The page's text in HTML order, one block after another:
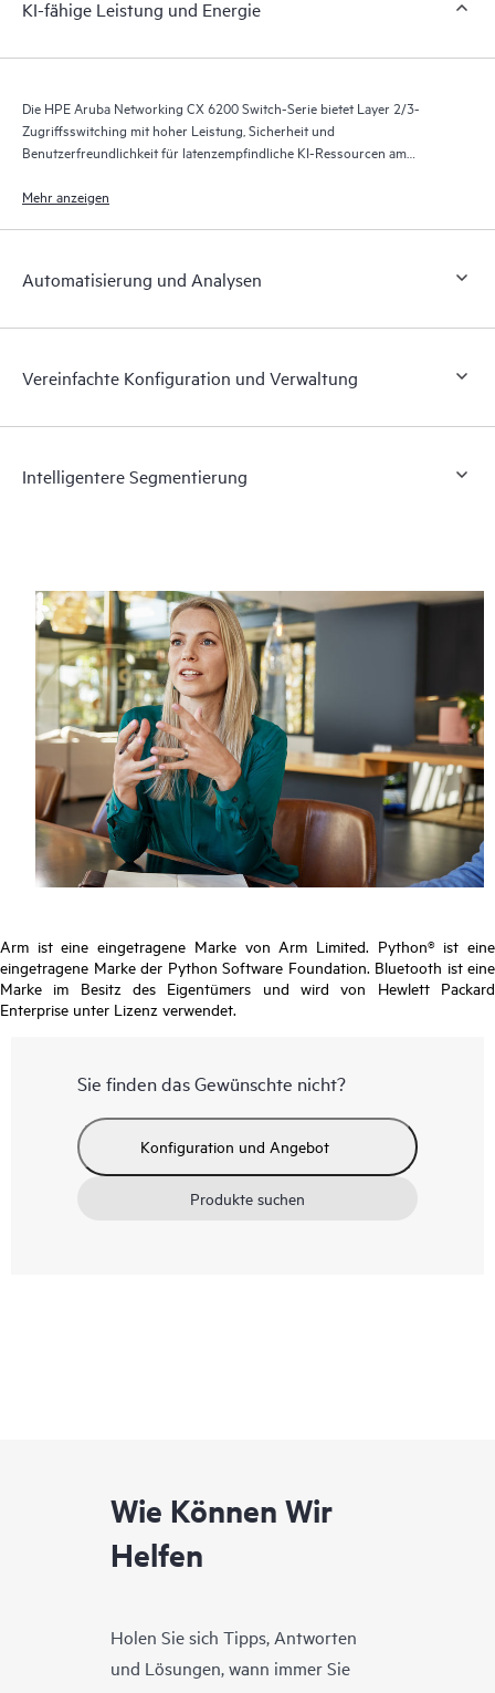
KI-fähige Leistung und Energie
Die HPE Aruba Networking CX 6200 Switch-Serie bietet Layer 2/3-
Zugriffsswitching mit hoher Leistung, Sicherheit und
Benutzerfreundlichkeit für latenzempfindliche KI-Ressourcen am
Zweigstellennetzwerken.
Mehr anzeigen
Automatisierung und Analysen
Vereinfachte Konfiguration und Verwaltung
Intelligentere Segmentierung
Arm ist eine eingetragene Marke von Arm Limited. Python® ist eine
eingetragene Marke der Python Software Foundation. Bluetooth ist eine
Marke im Besitz des Eigentümers und wird von Hewlett Packard
Enterprise unter Lizenz verwendet.
Sie finden das Gewünschte nicht?
Konfiguration und Angebot
Produkte suchen
Wie Können Wir
Helfen
Holen Sie sich Tipps, Antworten
und Lösungen, wann immer Sie